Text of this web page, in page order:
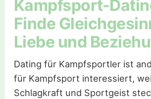
Kampfsport-
Finde
Liebe und
Dating für Kampfsportler ist
für Kampfsport interessiert,
Schlagkraft und Sportgeist